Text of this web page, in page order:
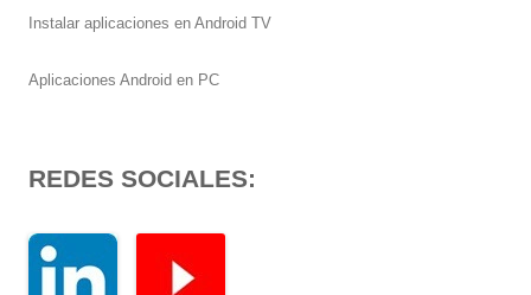
Instalar aplicaciones en Android TV
Aplicaciones Android en PC
REDES SOCIALES: